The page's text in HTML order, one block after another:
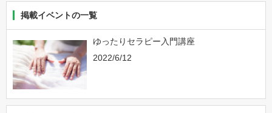
掲載イベントの一覧
ゆったりセラピー入門講座
2022/6/12